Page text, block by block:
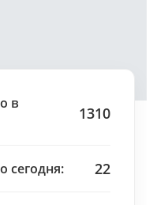
в
1310
сегодня: 22